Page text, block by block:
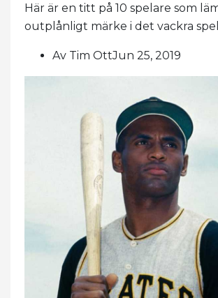
Här är en titt på 10 spelare som
outplånligt märke i det vackra
Av Tim OttJun 25, 2019